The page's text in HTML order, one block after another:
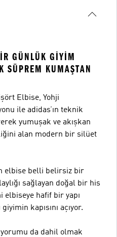
GÜNLÜK GIYIM
SÜPREM KUMAŞTAN
Elbise, Yohji
ile adidas’ın teknik
yumuşak ve akışkan
alan modern bir silüet
elbise belli belirsiz bir
sağlayan doğal bir his
elbiseye hafif bir yapı
kapısını açıyor.
yorumu da dahil olmak